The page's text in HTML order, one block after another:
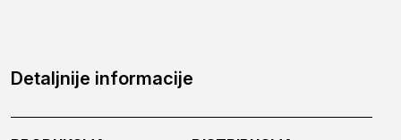
Detaljnije informacije